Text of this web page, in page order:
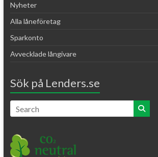
Nyheter
Alla låneföretag
Sparkonto
Avvecklade långivare
Sök på Lenders.se